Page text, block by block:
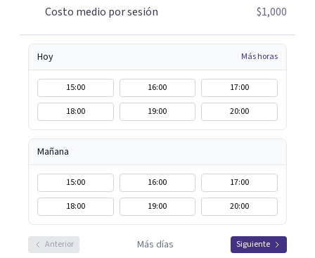
Costo medio por sesión $1,000
Hoy Más horas
15:00 16:00
17:00
18:00
19:00 20:00
Mañana
15:00 16:00
17:00
18:00
19:00 20:00
Anterior Más días Siguiente